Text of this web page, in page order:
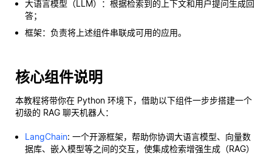
大语言模型（LLM）：根据检索到的上下文和用户提问生成回
答；
框架：负责将上述组件串联成可用的应用。
核心组件说明
本教程将带你在 Python 环境下，借助以下组件一步步搭建一个
初级的 RAG 聊天机器人：
LangChain: 一个开源框架，帮助你协调大语言模型、向量数
据库、嵌入模型等之间的交互，使集成检索增强生成（RAG）